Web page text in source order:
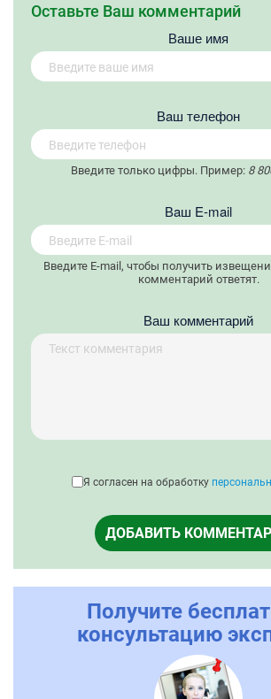
Оставьте Ваш комментарий
Ваше имя
Вaш телефон
Введите только цифры. Пример: 8
Вaш E-mail
Введите E-mail, чтобы получить
комментарий ответят.
Ваш комментарий
Я согласен на обработку
ДОБАВИТЬ
Получите
консультацию